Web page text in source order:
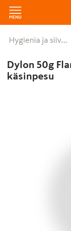
Hygienia ja siivous
Dylon 50g
käsinpesu